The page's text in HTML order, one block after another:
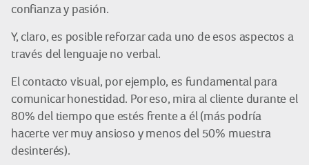
confianza y pasión.
Y, claro, es posible reforzar cada uno de esos aspectos a
través del lenguaje no verbal.
El contacto visual, por ejemplo, es fundamental para
comunicar honestidad. Por eso, mira al cliente durante el
80% del tiempo que estés frente a él (más podría
hacerte ver muy ansioso y menos del 50% muestra
desinterés).